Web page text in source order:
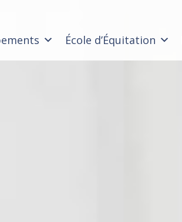
École d’Équitation